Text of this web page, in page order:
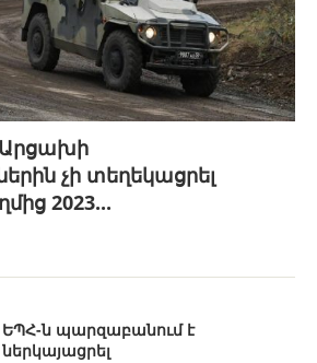
չի տեղեկացրել
2023...
ԵՊՀ-ն պարզաբանում է
ներկայացրել